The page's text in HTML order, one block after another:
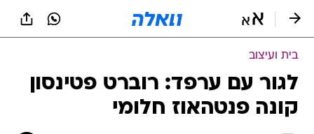
בית ועיצוב
לגור עם ערפד: רוברט פטינסון
קונה פנטהאוז חלומי